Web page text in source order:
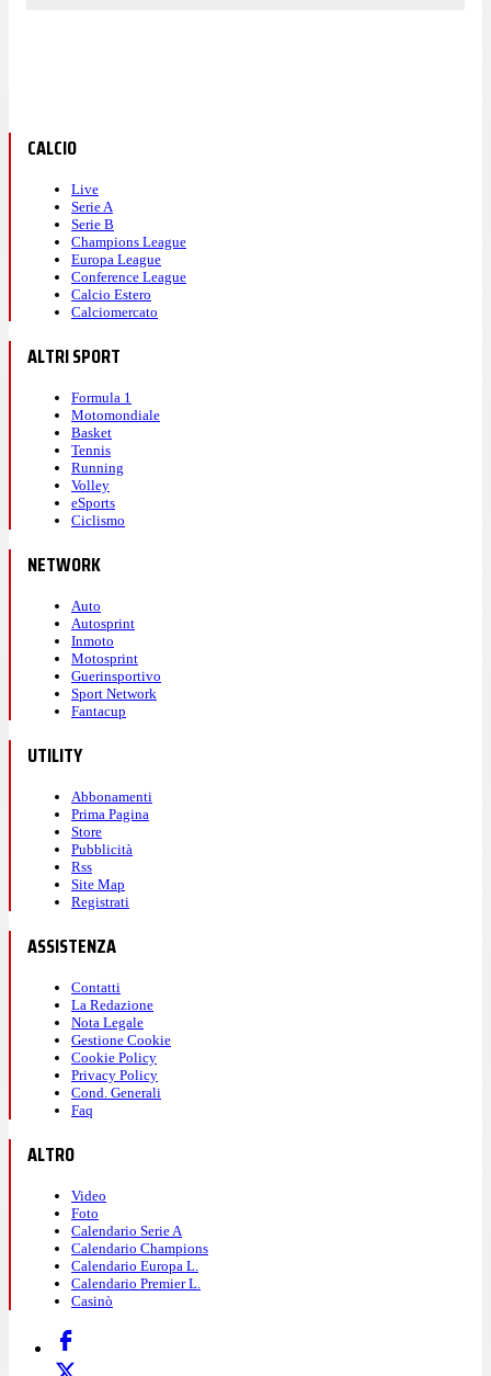
CALCIO
Live
Serie A
Serie B
Champions League
Europa League
Conference League
Calcio Estero
Calciomercato
ALTRI SPORT
Formula 1
Motomondiale
Basket
Tennis
Running
Volley
eSports
Ciclismo
NETWORK
Auto
Autosprint
Inmoto
Motosprint
Guerinsportivo
Sport Network
Fantacup
UTILITY
Abbonamenti
Prima Pagina
Store
Pubblicità
Rss
Site Map
Registrati
ASSISTENZA
Contatti
La Redazione
Nota Legale
Gestione Cookie
Cookie Policy
Privacy Policy
Cond. Generali
Faq
ALTRO
Video
Foto
Calendario Serie A
Calendario Champions
Calendario Europa L.
Calendario Premier L.
Casinò